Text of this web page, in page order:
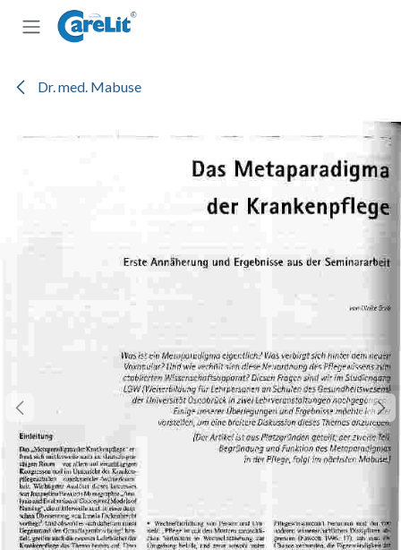
Zum Inhalt springen
Dr. med. Mabuse